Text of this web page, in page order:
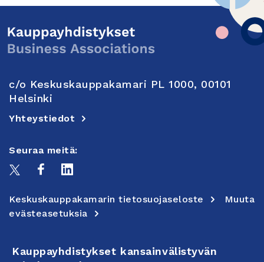
c/o Keskuskauppakamari PL 1000, 00101
Helsinki
Yhteystiedot
Seuraa meitä:
Keskuskauppakamarin tietosuojaseloste
Muuta
evästeasetuksia
Kauppayhdistykset kansainvälistyvän